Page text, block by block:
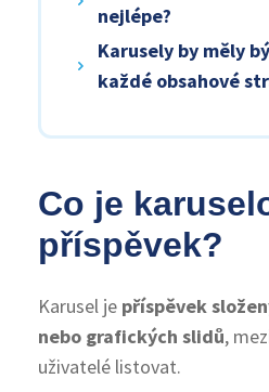
nejlépe?
Karusely by měly
každé obsahové
Co je
příspěvek?
Karusel je příspěvek
nebo grafických slidů,
uživatelé listovat.